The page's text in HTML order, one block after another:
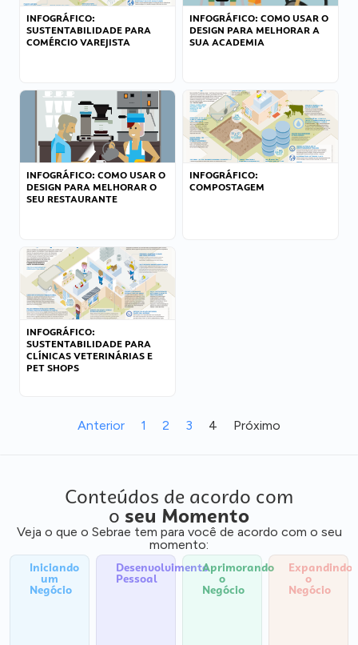
INFOGRÁFICO:
SUSTENTABILIDADE PARA
COMÉRCIO VAREJISTA
INFOGRÁFICO: COMO USAR O
DESIGN PARA MELHORAR A
SUA ACADEMIA
INFOGRÁFICO: COMO USAR O
DESIGN PARA MELHORAR O
SEU RESTAURANTE
INFOGRÁFICO:
COMPOSTAGEM
INFOGRÁFICO:
SUSTENTABILIDADE PARA
CLÍNICAS VETERINÁRIAS E
PET SHOPS
Anterior 1 2 3 4 Próximo
Conteúdos de acordo com
o seu Momento
Veja o que o Sebrae tem para você de acordo com o seu
momento:
Iniciando
um
Negócio
Desenvolvimento
Pessoal
Aprimorando
o
Negócio
Expandindo
o
Negócio